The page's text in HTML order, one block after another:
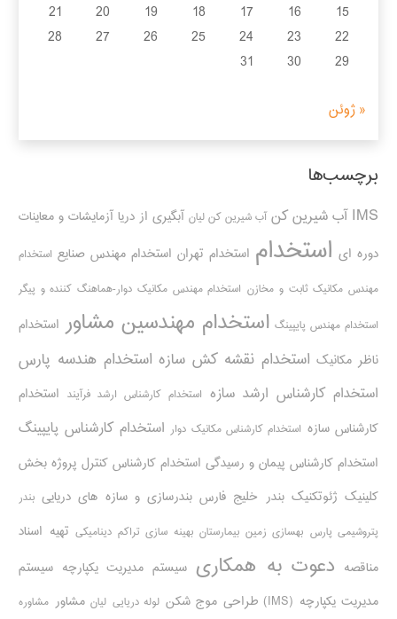
15
16
17
18
19
20
21
22
23
24
25
26
27
28
29
30
31
« ژوئن
برچسب‌ها
IMS آب شیرین کن آب شیرین کن لیان آبگیری از دریا آزمایشات و معاینات
دوره ای استخدام استخدام تهران استخدام مهندس صنایع استخدام
مهندس مکانیک ثابت و مخازن استخدام مهندس مکانیک دوار-هماهنگ کننده و پیگر
استخدام مهندس پایپینگ استخدام مهندسین مشاور استخدام
ناظر مکانیک استخدام نقشه کش سازه استخدام هندسه پارس
استخدام کارشناس ارشد سازه استخدام کارشناس ارشد فرآیند استخدام
کارشناس سازه استخدام کارشناس مکانیک دوار استخدام کارشناس پایپینگ
استخدام کارشناس پیمان و رسیدگی استخدام کارشناس کنترل پروژه بخش
کلینیک ژئوتکنیک بندر خلیج فارس بندرسازی و سازه های دریایی بندر
پتروشیمی پارس بهسازی زمین بیمارستان بهینه سازی تراکم دینامیکی تهیه اسناد
مناقصه دعوت به همکاری سیستم مدیریت یکپارچه سیستم
مدیریت یکپارچه (IMS)
طراحی موج شکن لوله دریایی لیان مشاور مشاوره